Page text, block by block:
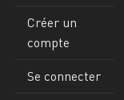
Créer un
compte
Se connecter